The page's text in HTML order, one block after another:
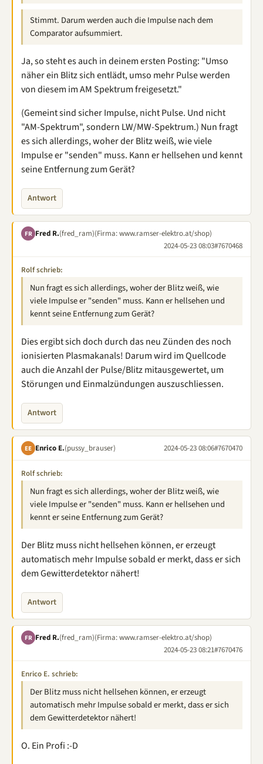
Stimmt. Darum werden auch die Impulse nach dem
Comparator aufsummiert.
Ja, so steht es auch in deinem ersten Posting: "Umso
näher ein Blitz sich entlädt, umso mehr Pulse werden
von diesem im AM Spektrum freigesetzt."
(Gemeint sind sicher Impulse, nicht Pulse. Und nicht
"AM-Spektrum", sondern LW/MW-Spektrum.) Nun fragt
es sich allerdings, woher der Blitz weiß, wie viele
Impulse er "senden" muss. Kann er hellsehen und kennt
seine Entfernung zum Gerät?
Antwort
FR Fred R.(fred_ram)(Firma: www.ramser-elektro.at/shop)
2024-05-23 08:03#7670468
Rolf schrieb:
Nun fragt es sich allerdings, woher der Blitz weiß, wie
viele Impulse er "senden" muss. Kann er hellsehen und
kennt seine Entfernung zum Gerät?
Dies ergibt sich doch durch das neu Zünden des noch
ionisierten Plasmakanals! Darum wird im Quellcode
auch die Anzahl der Pulse/Blitz mitausgewertet, um
Störungen und Einmalzündungen auszuschliessen.
Antwort
EE Enrico E.(pussy_brauser) 2024-05-23 08:06#7670470
Rolf schrieb:
Nun fragt es sich allerdings, woher der Blitz weiß, wie
viele Impulse er "senden" muss. Kann er hellsehen und
kennt er seine Entfernung zum Gerät?
Der Blitz muss nicht hellsehen können, er erzeugt
automatisch mehr Impulse sobald er merkt, dass er sich
dem Gewitterdetektor nähert!
Antwort
FR Fred R.(fred_ram)(Firma: www.ramser-elektro.at/shop)
2024-05-23 08:21#7670476
Enrico E. schrieb:
Der Blitz muss nicht hellsehen können, er erzeugt
automatisch mehr Impulse sobald er merkt, dass er sich
dem Gewitterdetektor nähert!
O. Ein Profi :-D